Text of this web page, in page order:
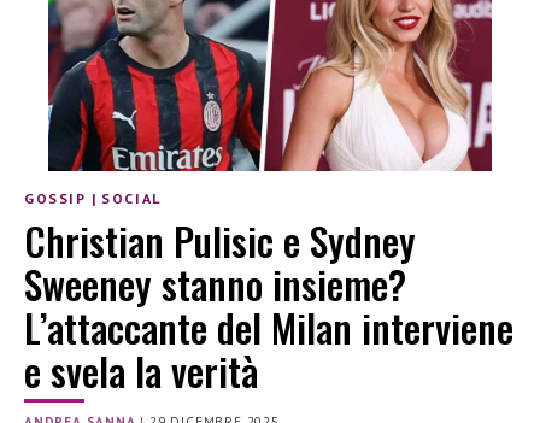
GOSSIP | SOCIAL
Christian Pulisic e Sydney
Sweeney stanno insieme?
L’attaccante del Milan interviene
e svela la verità